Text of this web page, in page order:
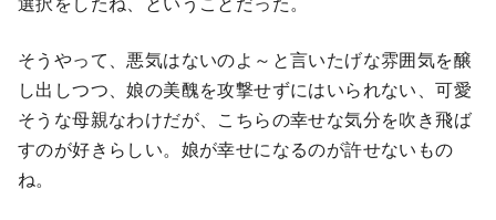
そうやって、悪気はないのよ～と言いたげな雰囲気を醸
し出しつつ、娘の美醜を攻撃せずにはいられない、可愛
そうな母親なわけだが、こちらの幸せな気分を吹き飛ば
すのが好きらしい。娘が幸せになるのが許せないもの
ね。